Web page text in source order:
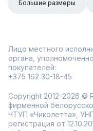
Большие размеры
Лицо местного
органа,
покупателей:
+375 162 30-18-45
Copyright 2012-2026 ©
фирменной
ЧТУП «Чиколетта»,
регистрация от